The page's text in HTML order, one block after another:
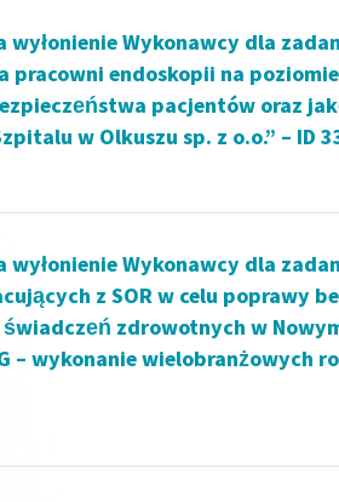
wyłonienie Wykonawcy dla
endoskopii na
pacjentów oraz
w Olkuszu sp. z o.o.” – ID
Wykonawcy dla
z SOR w celu poprawy
zdrowotnych w
– wykonanie wielobranżowych